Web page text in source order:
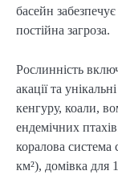
басейн
постійна загроза.
Рослинність
акації та
кенгуру, коали,
ендемічних
коралова
км²), домівка для